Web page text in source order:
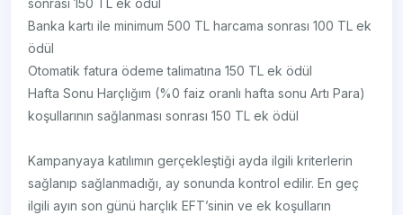
sonrası 150 TL ek ödül
Banka kartı ile minimum 500 TL harcama sonrası 100 TL ek
ödül
Otomatik fatura ödeme talimatına 150 TL ek ödül
Hafta Sonu Harçlığım (%0 faiz oranlı hafta sonu Artı Para)
koşullarının sağlanması sonrası 150 TL ek ödül
Kampanyaya katılımın gerçekleştiği ayda ilgili kriterlerin
sağlanıp sağlanmadığı, ay sonunda kontrol edilir. En geç
ilgili ayın son günü harçlık EFT’sinin ve ek koşulların